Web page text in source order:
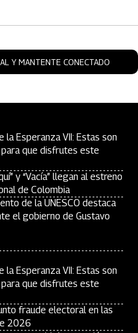
Y MANTENTE CONECTADO
Esperanza VII: Estas son
que disfrutes este
y “Vacía” llegan al estreno
de Colombia
de la UNESCO destaca
el gobierno de Gustavo
Esperanza VII: Estas son
que disfrutes este
fraude electoral en las
2026